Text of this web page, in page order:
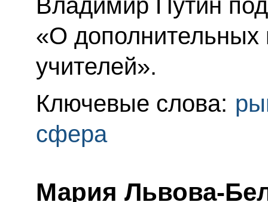
Владимир Путин
«О дополнительных
учителей».
Ключевые слова:
сфера
Мария Львова-